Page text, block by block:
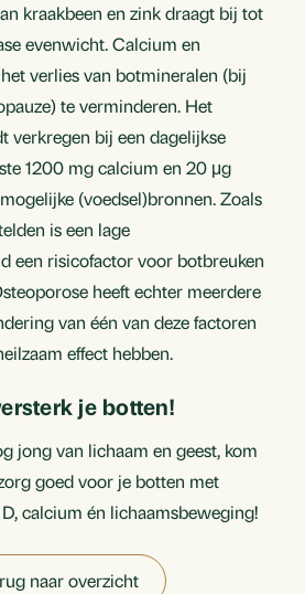
kraakbeen en zink draagt bij tot
evenwicht. Calcium en
verlies van botmineralen (bij
te verminderen. Het
verkregen bij een dagelijkse
1200 mg calcium en 20 μg
(voedsel)bronnen. Zoals
is een lage
een risicofactor voor botbreuken
heeft echter meerdere
van één van deze factoren
effect hebben.
je botten!
jong van lichaam en geest, kom
goed voor je botten met
calcium én lichaamsbeweging!
naar overzicht